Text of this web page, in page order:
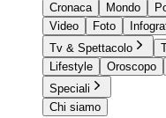
Cronaca
Mondo
Video
Foto
Tv & Spettacolo
Lifestyle
Oroscopo
Speciali
Chi siamo